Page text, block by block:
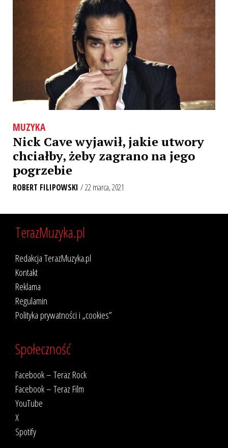
MUZYKA
Nick Cave wyjawił, jakie utwory
chciałby, żeby zagrano na jego
pogrzebie
ROBERT FILIPOWSKI / 22 marca, 2021
TerazMuzyka.pl
Redakcja TerazMuzyka.pl
Kontakt
Reklama
Regulamin
Polityka prywatności i „cookies”
Społeczność
Facebook – Teraz Rock
Facebook – Teraz Film
YouTube
X
Spotify